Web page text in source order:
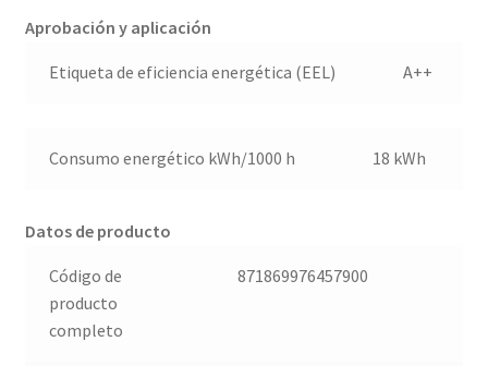
Aprobación y aplicación
Etiqueta de eficiencia energética (EEL) A++
Consumo energético kWh/1000 h 18 kWh
Datos de producto
Código de
producto
completo
871869976457900